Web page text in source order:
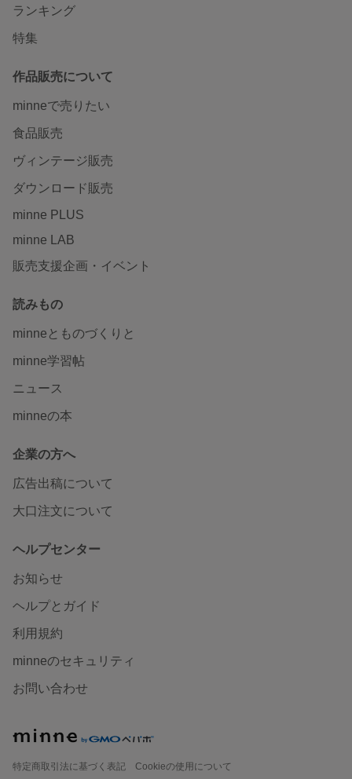
ランキング
特集
作品販売について
minneで売りたい
食品販売
ヴィンテージ販売
ダウンロード販売
minne PLUS
minne LAB
販売支援企画・イベント
読みもの
minneとものづくりと
minne学習帖
ニュース
minneの本
企業の方へ
広告出稿について
大口注文について
ヘルプセンター
お知らせ
ヘルプとガイド
利用規約
minneのセキュリティ
お問い合わせ
特定商取引法に基づく表記
Cookieの使用について